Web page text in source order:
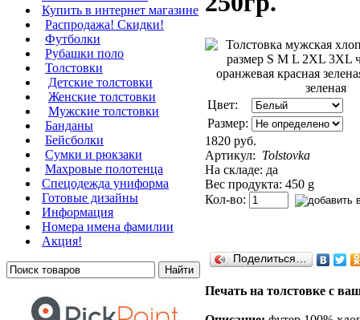
Купить в интернет магазине
Распродажа! Скидки!
Футболки
Рубашки поло
Толстовки
Детские толстовки
Женские толстовки
Мужские толстовки
Банданы
Бейсболки
Сумки и рюкзаки
Махровые полотенца
Cпецодежда униформа
Готовые дизайны
Информация
Номера имена фамилии
Акция!
Цвет:
Размер:
1820 руб.
Артикул: Tolstovka
На складе: да
Вес продукта: 450 g
Кол-во:
Поделиться…
Печать на толстовке с